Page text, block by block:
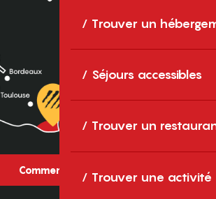
Trouver un
Séjours accessibles
Trouver un
Trouver une activité
Comment venir ?